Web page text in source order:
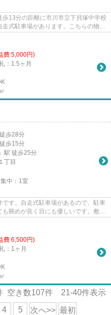
13分の距離に市川市立下貝塚中学校
式駐車場があります。こちらの物件
費 5,000円)
：1.5ヶ月
歩28分
歩15分
」駅 徒歩25分
１丁目
中： 1室
す。自走式駐車場があるので、駐車
眺めが良く目にも優しいです。敷地
費 6,500円)
：1ヶ月
空き数107件 21-40件表示
4 5 次へ>> 最初